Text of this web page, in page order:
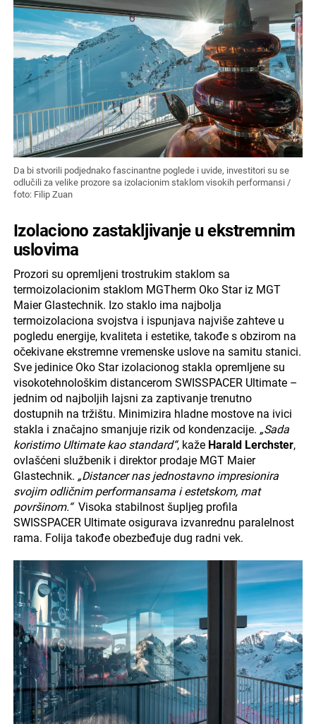
Da bi stvorili podjednako fascinantne poglede i uvide, investitori su se
odlučili za velike prozore sa izolacionim staklom visokih performansi /
foto: Filip Zuan
Izolaciono zastakljivanje u ekstremnim
uslovima
Prozori su opremljeni trostrukim staklom sa
termoizolacionim staklom MGTherm Oko Star iz MGT
Maier Glastechnik. Izo staklo ima najbolja
termoizolaciona svojstva i ispunjava najviše zahteve u
pogledu energije, kvaliteta i estetike, takođe s obzirom na
očekivane ekstremne vremenske uslove na samitu stanici.
Sve jedinice Oko Star izolacionog stakla opremljene su
visokotehnološkim distancerom SWISSPACER Ultimate –
jednim od najboljih lajsni za zaptivanje trenutno
dostupnih na tržištu. Minimizira hladne mostove na ivici
stakla i značajno smanjuje rizik od kondenzacije. „Sada
koristimo Ultimate kao standard“, kaže Harald Lerchster,
ovlašćeni službenik i direktor prodaje MGT Maier
Glastechnik. „Distancer nas jednostavno impresionira
svojim odličnim performansama i estetskom, mat
površinom.“Visoka stabilnost šupljeg profila
SWISSPACER Ultimate osigurava izvanrednu paralelnost
rama. Folija takođe obezbeđuje dug radni vek.